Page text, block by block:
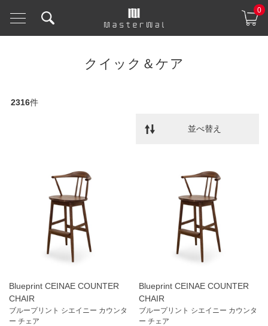
0
クイック＆ケア
2316件
並べ替え
Blueprint CEINAE COUNTER
CHAIR
ブループリント シエイニー カウンタ
ー チェア
Blueprint CEINAE COUNTER
CHAIR
ブループリント シエイニー カウンタ
ー チェア